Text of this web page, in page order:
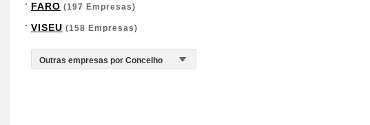
FARO (197 Empresas)
VISEU (158 Empresas)